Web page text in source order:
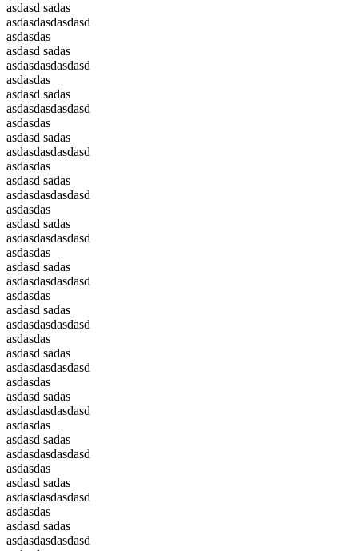
asdasd sadas
asdasdasdasdasd
asdasdas
asdasd sadas
asdasdasdasdasd
asdasdas
asdasd sadas
asdasdasdasdasd
asdasdas
asdasd sadas
asdasdasdasdasd
asdasdas
asdasd sadas
asdasdasdasdasd
asdasdas
asdasd sadas
asdasdasdasdasd
asdasdas
asdasd sadas
asdasdasdasdasd
asdasdas
asdasd sadas
asdasdasdasdasd
asdasdas
asdasd sadas
asdasdasdasdasd
asdasdas
asdasd sadas
asdasdasdasdasd
asdasdas
asdasd sadas
asdasdasdasdasd
asdasdas
asdasd sadas
asdasdasdasdasd
asdasdas
asdasd sadas
asdasdasdasdasd